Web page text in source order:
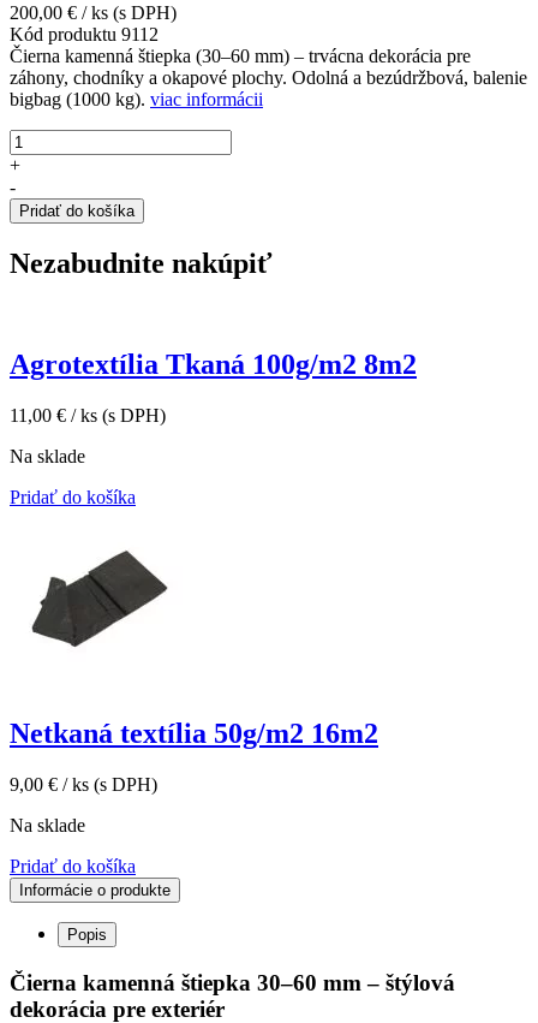
200,00 € / ks (s DPH)
Kód produktu 9112
Čierna kamenná štiepka (30–60 mm) – trvácna dekorácia pre
záhony, chodníky a okapové plochy. Odolná a bezúdržbová, balenie
bigbag (1000 kg). viac informácii
množstvo
Kamenná
black
veľkosť
60mm
+
-
Pridať do košíka
Nezabudnite nakúpiť
Agrotextília Tkaná 100g/m2 8m2
11,00 € / ks (s DPH)
Na sklade
Pridať do košíka
Netkaná textília 50g/m2 16m2
9,00 € / ks (s DPH)
Na sklade
Pridať do košíka
Informácie o produkte
Popis
Čierna kamenná štiepka 30–60 mm – štýlová
dekorácia pre exteriér